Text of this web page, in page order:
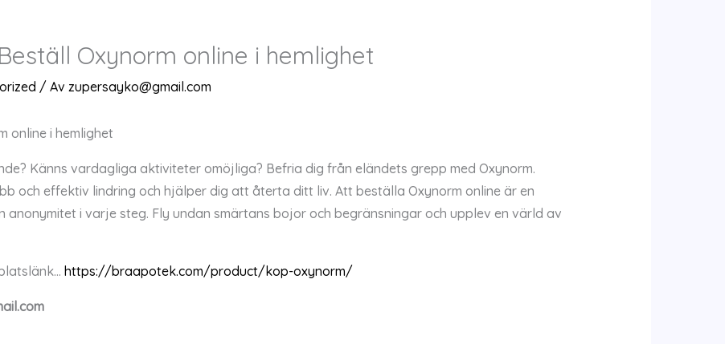
Oxynorm online i hemlighet
/ Av zupersayko@gmail.com
online i hemlighet
Känns vardagliga aktiviteter omöjliga? Befria dig från eländets grepp med Oxynorm.
och effektiv lindring och hjälper dig att återta ditt liv. Att beställa Oxynorm online är en
anonymitet i varje steg. Fly undan smärtans bojor och begränsningar och upplev en värld av
https://braapotek.com/product/kop-oxynorm/